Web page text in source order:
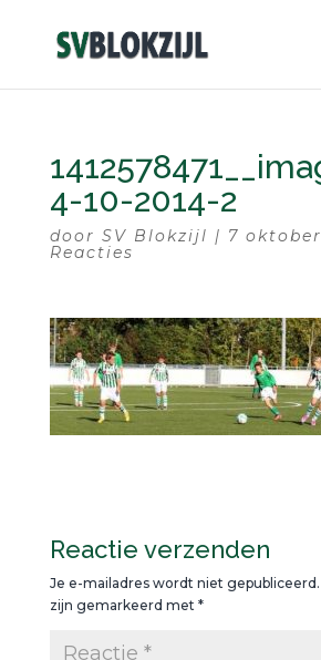
4-10-2014-2
door SV Blokzijl | 7
Reacties
Reactie verzenden
Je e-mailadres wordt niet gepubliceerd.
zijn gemarkeerd met *